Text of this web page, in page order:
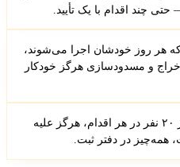
چند اقدام با یک تأیید.
هر روز خودشان اجرا می‌شوند،
و مسدودسازی هرگز خودکار
محدودیت‌های واقعی: حداکثر ۲۰ نفر در هر اقدام، هرگز علیه
همه‌چیز در دفتر ثبت.